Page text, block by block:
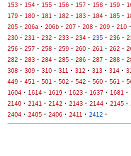
153 · 154 · 155 · 156 · 157 · 158 · 159 ·
179 · 180 · 181 · 182 · 183 · 184 · 185 ·
205 · 206a · 206b · 207 · 208 · 209 · 210 ·
230 · 231 · 232 · 233 · 234 · 235 · 236 ·
256 · 257 · 258 · 259 · 260 · 261 · 262 ·
282 · 283 · 284 · 285 · 286 · 287 · 288 ·
308 · 309 · 310 · 311 · 312 · 313 · 314 ·
449 · 451 · 501 · 502 · 542 · 560 · 561 ·
1604 · 1614 · 1619 · 1623 · 1637 · 1681 ·
2140 · 2141 · 2142 · 2143 · 2144 · 2145 ·
2404 · 2405 · 2406 · 2411 · 2412 ·